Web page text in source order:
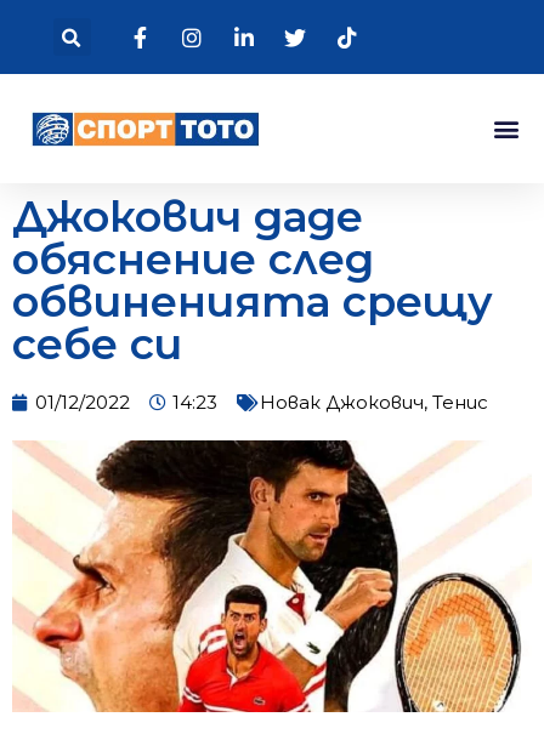
Джокович даде
обяснение след
обвиненията срещу
себе си
01/12/2022 14:23 Новак Джокович, Тенис